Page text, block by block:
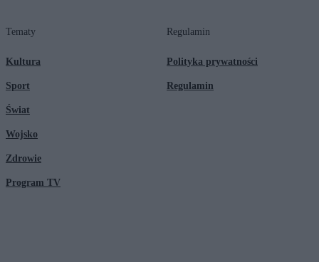
Tematy
Kultura
Sport
Świat
Wojsko
Zdrowie
Program TV
Regulamin
Polityka prywatności
Regulamin